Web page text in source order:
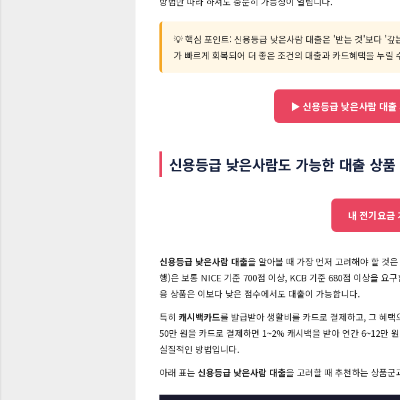
💡 핵심 포인트: 신용등급 낮은사람 대출은 '받는 것'보다 '
가 빠르게 회복되어 더 좋은 조건의 대출과 카드혜택을 누릴
▶ 신용등급 낮은사람 대출
신용등급 낮은사람도 가능한 대출 상
내 전기요
신용등급 낮은사람 대출을 알아볼 때 가장 먼저 고려해야 할 것
행)은 보통 NICE 기준 700점 이상, KCB 기준 680점 이상을 요
융 상품은 이보다 낮은 점수에서도 대출이 가능합니다.
특히 캐시백카드를 발급받아 생활비를 카드로 결제하고, 그 혜
50만 원을 카드로 결제하면 1~2% 캐시백을 받아 연간 6~12만
실질적인 방법입니다.
아래 표는 신용등급 낮은사람 대출을 고려할 때 추천하는 상품군